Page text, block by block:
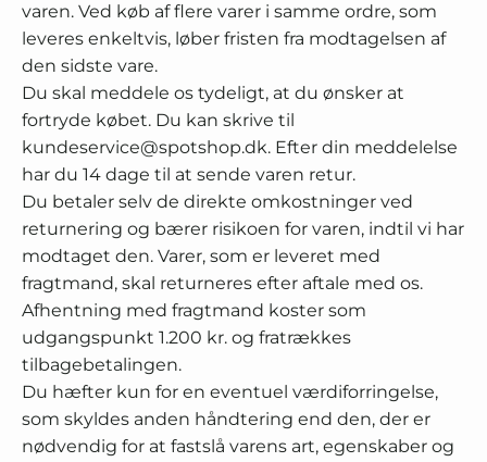
varen. Ved køb af flere varer i samme ordre, som
leveres enkeltvis, løber fristen fra modtagelsen af
den sidste vare.
Du skal meddele os tydeligt, at du ønsker at
fortryde købet. Du kan skrive til
kundeservice@spotshop.dk. Efter din meddelelse
har du 14 dage til at sende varen retur.
Du betaler selv de direkte omkostninger ved
returnering og bærer risikoen for varen, indtil vi har
modtaget den. Varer, som er leveret med
fragtmand, skal returneres efter aftale med os.
Afhentning med fragtmand koster som
udgangspunkt 1.200 kr. og fratrækkes
tilbagebetalingen.
Du hæfter kun for en eventuel værdiforringelse,
som skyldes anden håndtering end den, der er
nødvendig for at fastslå varens art, egenskaber og